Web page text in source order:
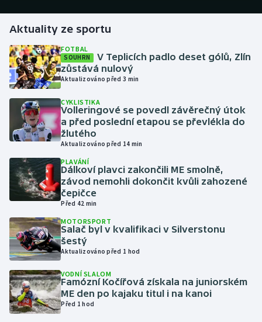
Golf
Gymnastika
Házená
Jezdectví
Judo
Krasobruslení
Lezení
Lyže a snowboard
Moderní pětiboj
Motorsport
Olympijské hry
Aktuality ze sportu
FOTBAL
SOUHRN
V Teplicích padlo deset gólů, Zlín
zůstává nulový
Aktualizováno před 3 min
CYKLISTIKA
Volleringové se povedl závěrečný útok
a před poslední etapou se převlékla do
žlutého
Aktualizováno před 14 min
PLAVÁNÍ
Dálkoví plavci zakončili ME smolně,
závod nemohli dokončit kvůli zahozené
čepičce
Před 42 min
MOTORSPORT
Salač byl v kvalifikaci v Silverstonu
šestý
Aktualizováno před 1 hod
VODNÍ SLALOM
Famózní Kočířová získala na juniorském
ME den po kajaku titul i na kanoi
Před 1 hod